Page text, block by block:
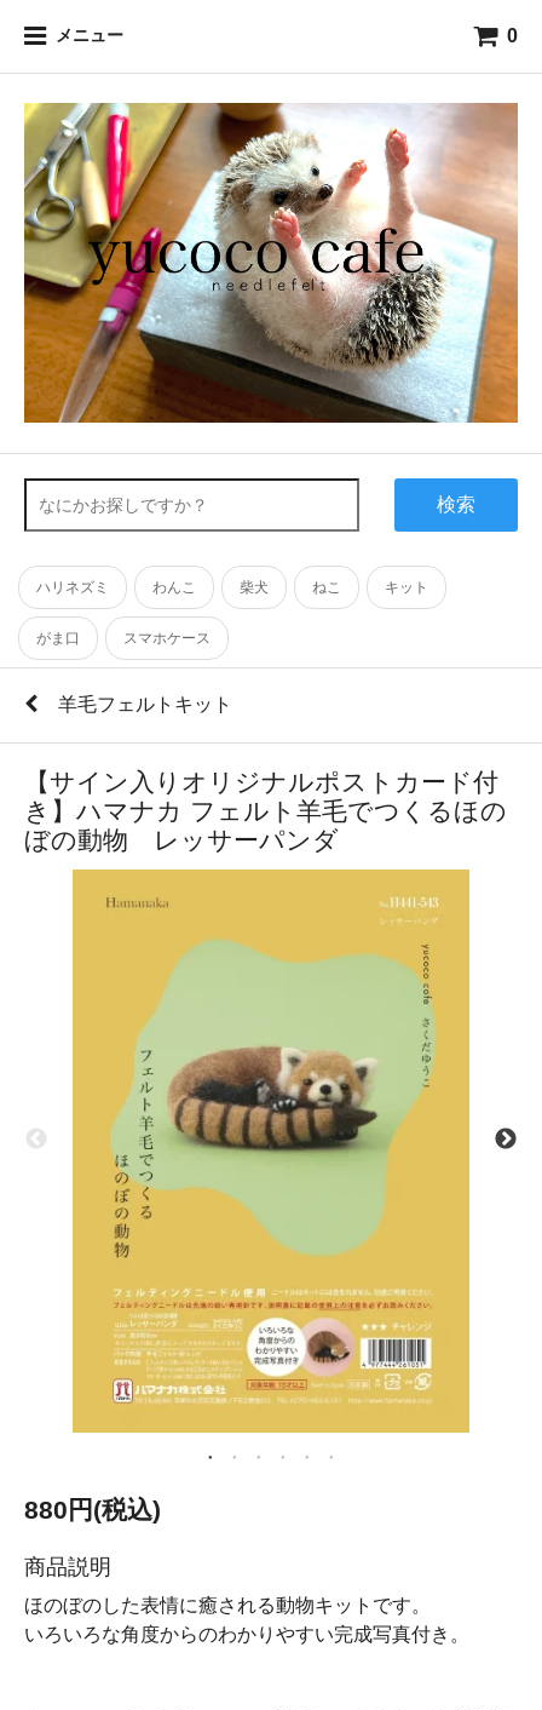
メニュー 0
検索
ハリネズミ わんこ 柴犬 ねこ キット
がま口 スマホケース
羊毛フェルトキット
【サイン入りオリジナルポストカード付
き】ハマナカ フェルト羊毛でつくるほの
ぼの動物 レッサーパンダ
880円(税込)
商品説明
ほのぼのした表情に癒される動物キットです。
いろいろな角度からのわかりやすい完成写真付き。